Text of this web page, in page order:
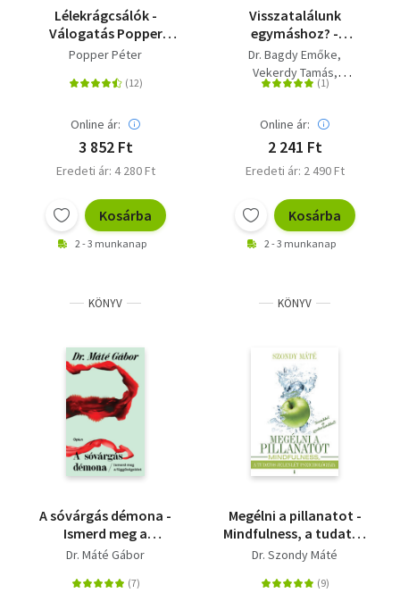
Lélekrágcsálók -
Válogatás Popper
Péter legjobb
Popper Péter
Online ár:
3 852 Ft
Eredeti ár: 4 280 Ft
Kosárba
2 - 3 munkanap
Visszatalálunk
egymáshoz? -
Konfliktusok és
megoldások a szülő-
gyermek
Dr. Bagdy Emőke
Vekerdy Tamás
Dr. Ranschburg Jenő
Online ár:
2 241 Ft
Eredeti ár: 2 490 Ft
Kosárba
2 - 3 munkanap
KÖNYV
A sóvárgás démona -
Ismerd meg a
függőségeidet
Dr. Máté Gábor
KÖNYV
Megélni a pillanatot -
Mindfulness, a tudatos
jelenlét pszichológiája
Dr. Szondy Máté